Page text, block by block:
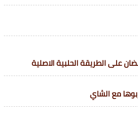
على الطريقة الحلبية الاصلية
مع الشاي